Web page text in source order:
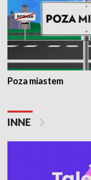
Poza miastem
INNE